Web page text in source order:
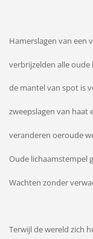
Hamerslagen van een
verbrijzelden alle oude
de mantel van spot is
zweepslagen van
veranderen oeroude
Oude lichaamstempel
Wachten zonder
Terwijl de wereld zich